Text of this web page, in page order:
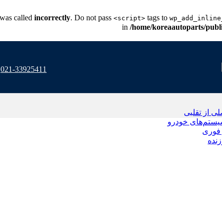
called incorrectly. Do not pass <script> tags to
/home/koreaautoparts/
021-33925411
از تقلبی
خودرو